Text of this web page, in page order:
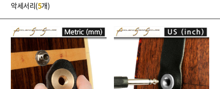
이펙터
드럼
픽업/파츠
관리/리페어 용품
도서/음반
★ 천원샵 ☆ 나눔샵 ★
할인상품-이벤트/리퍼
악세서리(5개)
NOTICE 2026년 07월 뉴스 & 입고 소식 톤퀘